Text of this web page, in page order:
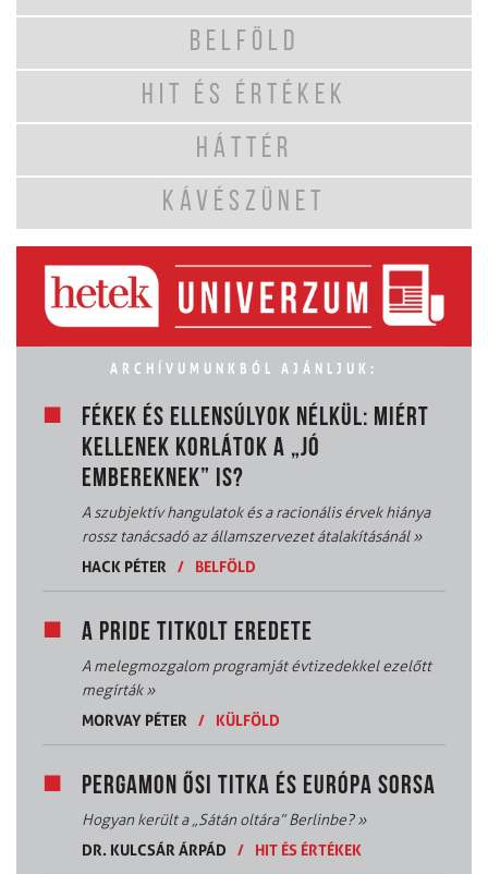
BELFÖLD
HIT ÉS ÉRTÉKEK
HÁTTÉR
KÁVÉSZÜNET
ARCHÍVUMUNKBÓL AJÁNLJUK:
FÉKEK ÉS ELLENSÚLYOK NÉLKÜL: MIÉRT
KELLENEK KORLÁTOK A „JÓ
EMBEREKNEK” IS?
A szubjektív hangulatok és a racionális érvek hiánya
rossz tanácsadó az államszervezet átalakításánál»
HACK PÉTER
/ BELFÖLD
A PRIDE TITKOLT EREDETE
A melegmozgalom programját évtizedekkel ezelőtt
megírták»
MORVAY PÉTER
/ KÜLFÖLD
PERGAMON ŐSI TITKA ÉS EURÓPA SORSA
Hogyan került a „Sátán oltára” Berlinbe?»
DR. KULCSÁR ÁRPÁD
/ HIT ÉS ÉRTÉKEK